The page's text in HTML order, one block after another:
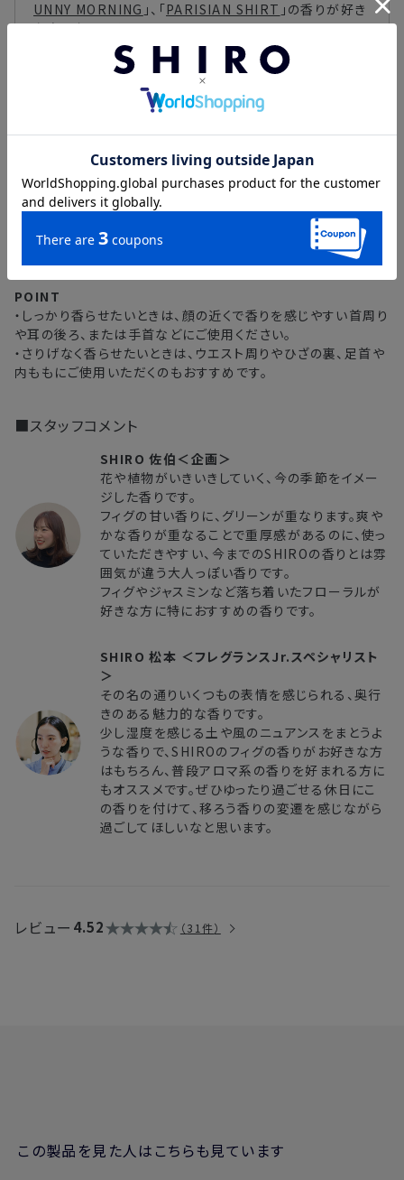
UNNY MORNING 」、「PARISIAN SHIRT 」の香りが好き
な方におすすめです。
テーマやコンセプトを設けず、世界各地のパフューマーが自身
のアイデンティティと向き合い、その世界観を自由に表現するこ
とで、生み出された心を魅了する香り「SHIRO PERFUME」。
水の代わりに配合したSHIROのスキンケア製品などにも使用し
ている、北海道江丹別の白樺*1が香りをより魅力的なものに仕
上げてくれます。
*1 シラカンバ樹液 / 保湿成分
＜香りの持続時間＞約5～6時間
POINT
・しっかり香らせたいときは、顔の近くで香りを感じやすい首周り
や耳の後ろ、または手首などにご使用ください。
・さりげなく香らせたいときは、ウエスト周りやひざの裏、足首や
内ももにご使用いただくのもおすすめです。
■スタッフコメント
SHIRO 佐伯＜企画＞
花や植物がいきいきしていく、今の季節をイメー
ジした香りです。
フィグの甘い香りに、グリーンが重なります。爽や
かな香りが重なることで重厚感があるのに、使っ
ていただきやすい、今までのSHIROの香りとは雰
囲気が違う大人っぽい香りです。
フィグやジャスミンなど落ち着いたフローラルが
好きな方に特におすすめの香りです。
SHIRO 松本 ＜フレグランスJr.スペシャリスト
＞
その名の通りいくつもの表情を感じられる、奥行
きのある魅力的な香りです。
少し湿度を感じる土や風のニュアンスをまとうよ
うな香りで、SHIROのフィグの香りがお好きな方
はもちろん、普段アロマ系の香りを好まれる方に
もオススメです。ぜひゆったり過ごせる休日にこ
の香りを付けて、移ろう香りの変遷を感じながら
過ごしてほしいなと思います。
レビュー 4.52 31件
この製品を見た人はこちらも見ています